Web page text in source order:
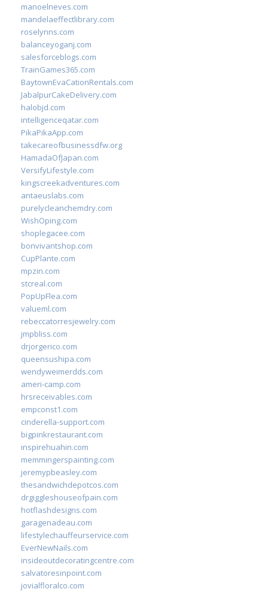
manoelneves.com
mandelaeffectlibrary.com
roselynns.com
balanceyoganj.com
salesforceblogs.com
TrainGames365.com
BaytownEvaCationRentals.com
JabalpurCakeDelivery.com
halobjd.com
intelligenceqatar.com
PikaPikaApp.com
takecareofbusinessdfw.org
HamadaOfJapan.com
VersifyLifestyle.com
kingscreekadventures.com
antaeuslabs.com
purelycleanchemdry.com
WishOping.com
shoplegacee.com
bonvivantshop.com
CupPlante.com
mpzin.com
stcreal.com
PopUpFlea.com
valueml.com
rebeccatorresjewelry.com
jmpbliss.com
drjorgerico.com
queensushipa.com
wendyweimerdds.com
ameri-camp.com
hrsreceivables.com
empconst1.com
cinderella-support.com
bigpinkrestaurant.com
inspirehuahin.com
memmingerspainting.com
jeremypbeasley.com
thesandwichdepotcos.com
drgiggleshouseofpain.com
hotflashdesigns.com
garagenadeau.com
lifestylechauffeurservice.com
EverNewNails.com
insideoutdecoratingcentre.com
salvatoresinpoint.com
jovialfloralco.com